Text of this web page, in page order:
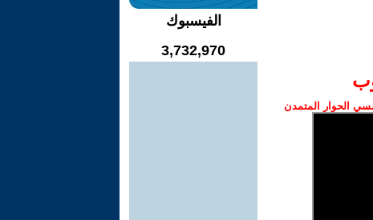
الحوار المتمدن
الفيسبوك
3,732,970